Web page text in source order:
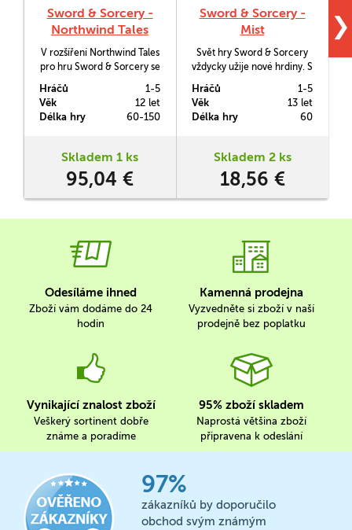
Sword & Sorcery -
Northwind Tales
V rozšíření Northwind Tales
pro hru Sword & Sorcery se
zužovaných mrazivým
větrem a sněhem, aby se
tam postavili obávané
vede dobyvatl zvaný Wotan.
Yggdrasil, což je strom,
Hráčů
1-5
Věk
12 let
Délka hry
60-150
Skladem 1 ks
95,04 €
Sword & Sorcery -
Mist
Svět hry Sword & Sorcery
vždycky užije nové hrdiny. S
moci do této série přidat
další mocnou postavu.
Hráčů
1-5
Věk
13 let
Délka hry
60
Skladem 2 ks
18,56 €
❯
Odesíláme ihned
Zboží vám dodáme do 24
hodin
Kamenná prodejna
Vyzvedněte si zboží v naší
prodejně bez poplatku
Vynikající znalost zboží
Veškerý sortinent dobře
známe a poradíme
95% zboží skladem
Naprostá většina zboží
připravena k odeslání
97%
zákazníků by doporučilo
obchod svým známým